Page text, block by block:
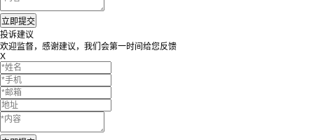
投诉建议
欢迎监督，感谢建议，我们会第一时间给您反馈
X